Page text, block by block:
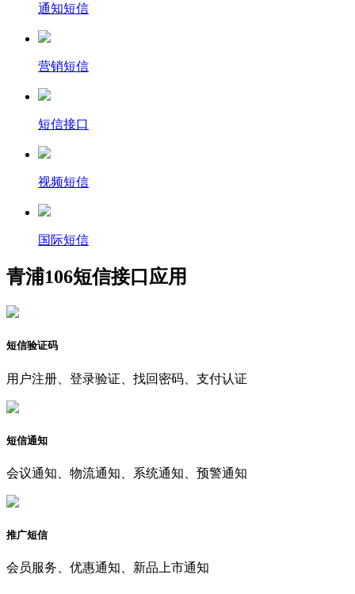
通知短信
营销短信
短信接口
视频短信
国际短信
青浦106短信接口应用
短信验证码
用户注册、登录验证、找回密码、支付认证
短信通知
会议通知、物流通知、系统通知、预警通知
推广短信
会员服务、优惠通知、新品上市通知